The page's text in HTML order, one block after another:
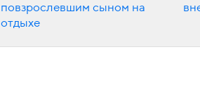
повзрослевшим сыном на
отдыхе